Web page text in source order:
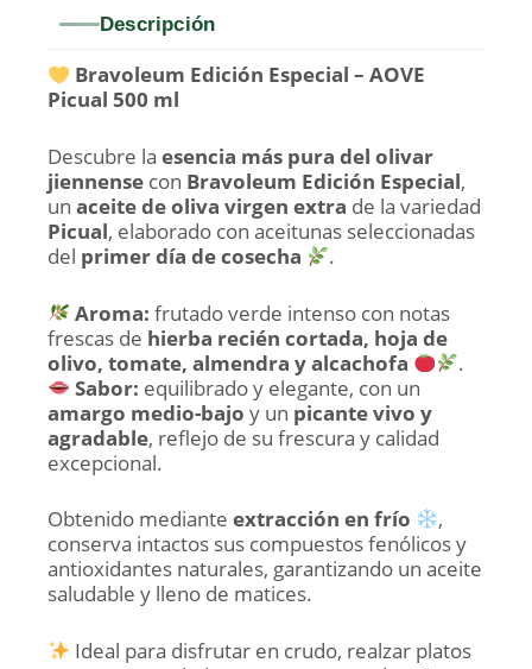
Descripción
Bravoleum Edición Especial – AOVE
Picual 500 ml
Descubre la esencia más pura del olivar
jiennense con Bravoleum Edición Especial,
un aceite de oliva virgen extra de la variedad
Picual, elaborado con aceitunas seleccionadas
del primer día de cosecha .
Aroma: frutado verde intenso con notas
frescas de hierba recién cortada, hoja de
olivo, tomate, almendra y alcachofa
.
Sabor: equilibrado y elegante, con un
amargo medio-bajo y un picante vivo y
agradable, reflejo de su frescura y calidad
excepcional.
Obtenido mediante extracción en frío
,
conserva intactos sus compuestos fenólicos y
antioxidantes naturales, garantizando un aceite
saludable y lleno de matices.
Ideal para disfrutar en crudo, realzar platos